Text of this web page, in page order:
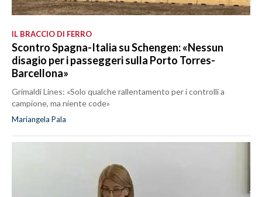
IL BRACCIO DI FERRO
Scontro Spagna-Italia su Schengen: «Nessun
disagio per i passeggeri sulla Porto Torres-
Barcellona»
Grimaldi Lines: «Solo qualche rallentamento per i controlli a
campione, ma niente code»
Mariangela Pala